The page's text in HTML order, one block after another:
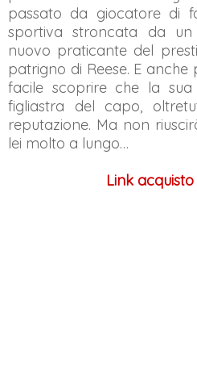
passato da giocatore di
sportiva stroncata da
nuovo praticante del
patrigno di Reese. E
facile scoprire che la
figliastra del capo,
reputazione. Ma non
lei molto a lungo…
Link